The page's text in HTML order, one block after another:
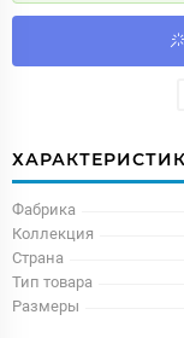
Фабрика
Коллекция
Страна
Тип товара
Размеры